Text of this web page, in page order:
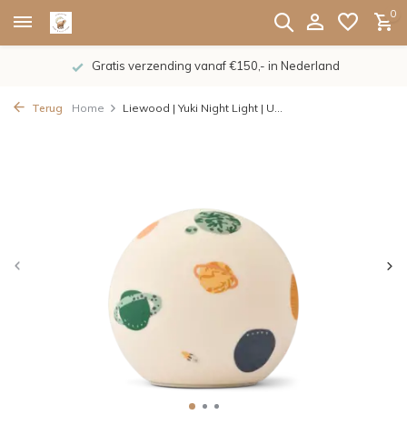
0
Gratis verzending vanaf €150,- in Nederland
Terug Home Liewood | Yuki Night Light | U...